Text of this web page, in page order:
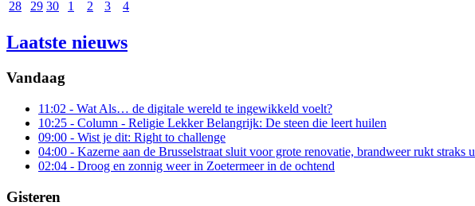
28
29 30 1 2 3 4
Laatste nieuws
Vandaag
11:02 - Wat Als… de digitale wereld te ingewikkeld voelt?
10:25 - Column - Religie Lekker Belangrijk: De steen die leert huilen
09:00 - Wist je dit: Right to challenge
04:00 - Kazerne aan de Brusselstraat sluit voor grote renovatie, brandweer rukt straks
02:04 - Droog en zonnig weer in Zoetermeer in de ochtend
Gisteren